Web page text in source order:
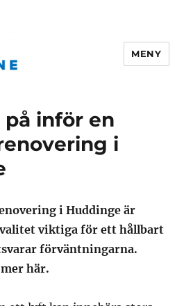
MENY
inför en
i
i Huddinge är
viktiga för ett hållbart
förväntningarna.
här.